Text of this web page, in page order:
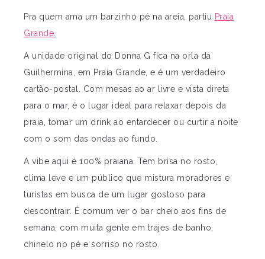
Pra quem ama um barzinho pé na areia, partiu Praia
Grande.
A unidade original do Donna G fica na orla da
Guilhermina, em Praia Grande, e é um verdadeiro
cartão-postal. Com mesas ao ar livre e vista direta
para o mar, é o lugar ideal para relaxar depois da
praia, tomar um drink ao entardecer ou curtir a noite
com o som das ondas ao fundo.
A vibe aqui é 100% praiana. Tem brisa no rosto,
clima leve e um público que mistura moradores e
turistas em busca de um lugar gostoso para
descontrair. É comum ver o bar cheio aos fins de
semana, com muita gente em trajes de banho,
chinelo no pé e sorriso no rosto.